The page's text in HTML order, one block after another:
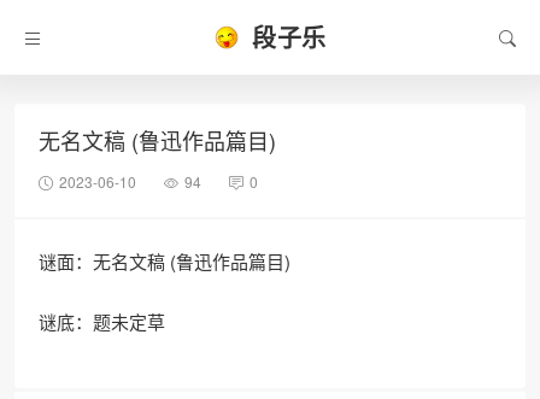
段子乐
无名文稿 (鲁迅作品篇目)
2023-06-10 94 0
谜面：无名文稿 (鲁迅作品篇目)
谜底：题未定草